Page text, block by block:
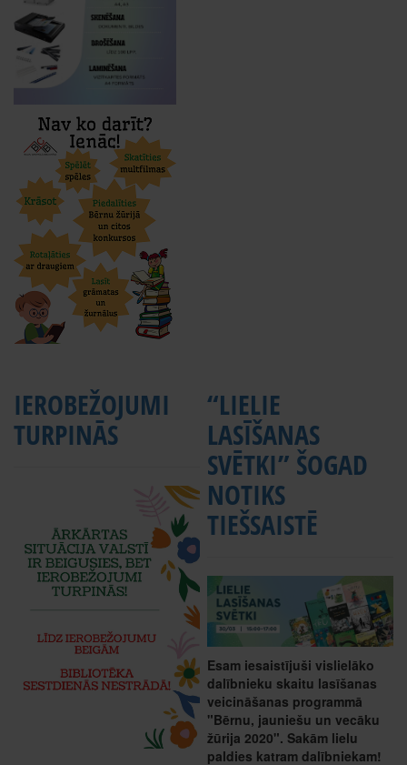
IEROBEŽOJUMI
TURPINĀS
“LIELIE
LASĪŠANAS
SVĒTKI” ŠOGAD
NOTIKS
TIEŠSAISTĒ
Esam iesaistījuši vislielāko
dalībnieku skaitu lasīšanas
veicināšanas programmā
"Bērnu, jauniešu un vecāku
žūrija 2020". Sakām lielu
paldies katram dalībniekam!